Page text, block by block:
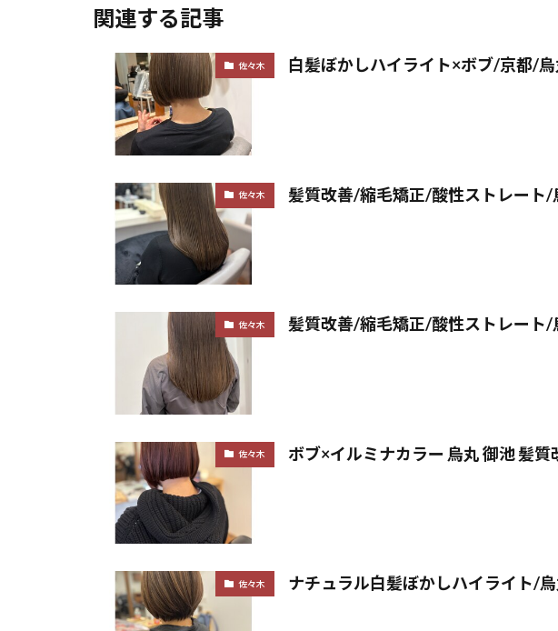
関連する記事
佐々木 白髪ぼかしハイライト×ボブ/京都/
佐々木 髪質改善/縮毛矯正/酸性ストレート
佐々木 髪質改善/縮毛矯正/酸性ストレート/
佐々木 ボブ×イルミナカラー 烏丸 御池 髪質
佐々木 ナチュラル白髪ぼかしハイライト/